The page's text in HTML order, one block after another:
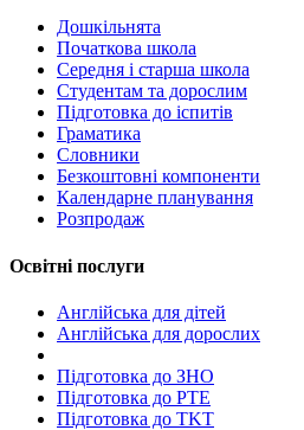
Дошкільнята
Початкова школа
Середня і старша школа
Студентам та дорослим
Підготовка до іспитів
Граматика
Словники
Безкоштовні компоненти
Календарне планування
Розпродаж
Освітні послуги
Англійська для дітей
Англійська для дорослих
Пiдготовка до ЗНО
Підготовка до PTE
Підготовка до TKT